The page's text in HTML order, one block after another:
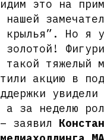
это на
крылья”. Но я
золотой!
тяжелый
акцию в
за неделю
заявил